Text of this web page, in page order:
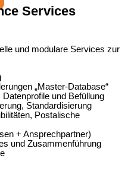
Services
und modulare Services zur
„Master-Database“
und Befüllung
Standardisierung
Postalische
+ Ansprechpartner)
und Zusammenführung